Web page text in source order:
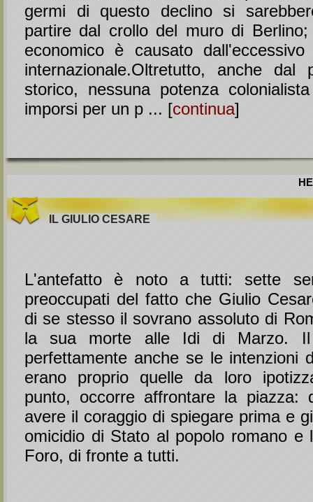
germi di questo declino si
partire dal crollo del muro di
economico è causato dall'eccessivo
internazionale.Oltretutto, anche dal
storico, nessuna potenza
imporsi per un p ... [continua]
IL GIULIO CESARE
L'antefatto è noto a tutti: sette
preoccupati del fatto che Giulio
di se stesso il sovrano assoluto di
la sua morte alle Idi di Marzo. Il
perfettamente anche se le intenzioni
erano proprio quelle da loro
punto, occorre affrontare la piazza:
avere il coraggio di spiegare prima e
omicidio di Stato al popolo romano e
Foro, di fronte a tutti.